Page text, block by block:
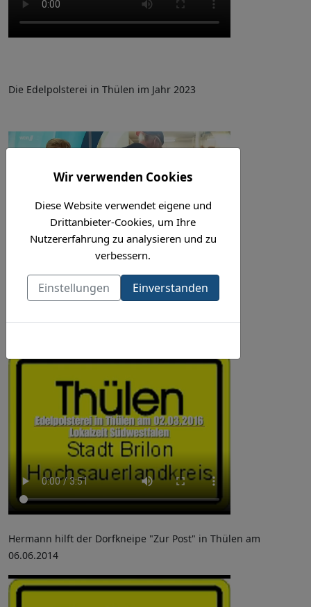
Die Edelpolsterei in Thülen im Jahr 2023
Hermann hilft der Dorfkneipe "Zur Post" in Thülen am
06.06.2014
Wir verwenden Cookies
Diese Website verwendet eigene und
Drittanbieter-Cookies, um Ihre
Nutzererfahrung zu analysieren und zu
verbessern.
Einstellungen Einverstanden